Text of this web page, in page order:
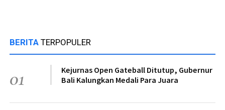
BERITA TERPOPULER
01
Kejurnas Open Gateball Ditutup, Gubernur
Bali Kalungkan Medali Para Juara